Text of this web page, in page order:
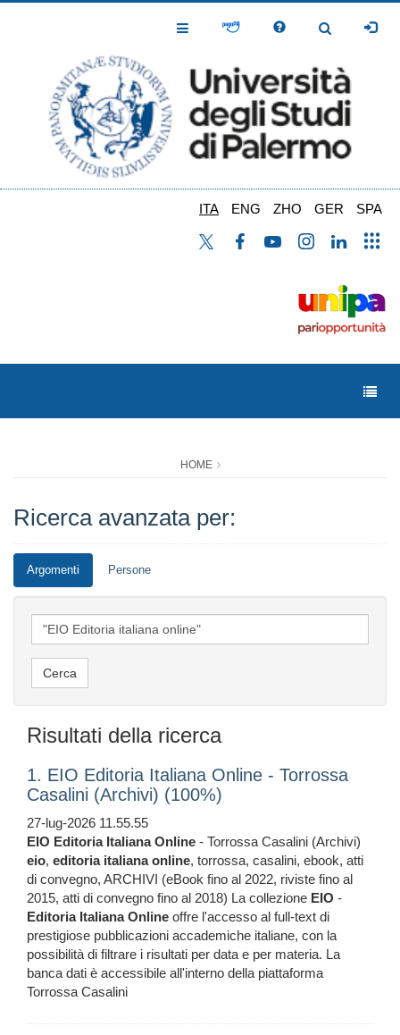
Toggle
Toggle
ITA ENG ZHO GER SPA
HOME
Ricerca avanzata per:
Argomenti Persone
Risultati della ricerca
1. EIO Editoria Italiana Online - Torrossa
Casalini (Archivi) (100%)
27-lug-2026 11.55.55
EIO Editoria Italiana Online - Torrossa Casalini (Archivi)
eio, editoria italiana online, torrossa, casalini, ebook, atti
di convegno, ARCHIVI (eBook fino al 2022, riviste fino al
2015, atti di convegno fino al 2018) La collezione EIO -
Editoria Italiana Online offre l'accesso al full-text di
prestigiose pubblicazioni accademiche italiane, con la
possibilità di filtrare i risultati per data e per materia. La
banca dati è accessibile all'interno della piattaforma
Torrossa Casalini